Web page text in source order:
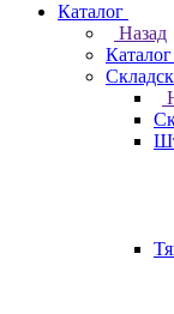
Каталог
Назад
Каталог